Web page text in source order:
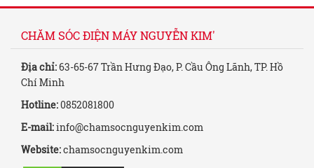
CHĂM SÓC ĐIỆN MÁY NGUYỄN KIM'
Địa chỉ:63-65-67 Trần Hưng Đạo, P. Cầu Ông Lãnh, TP. Hồ
Chí Minh
Hotline:0852081800
E-mail:info@chamsocnguyenkim.com
Website:chamsocnguyenkim.com